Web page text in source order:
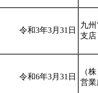
令和3年3月31日
九
支店
令和6年3月31日
（
営業